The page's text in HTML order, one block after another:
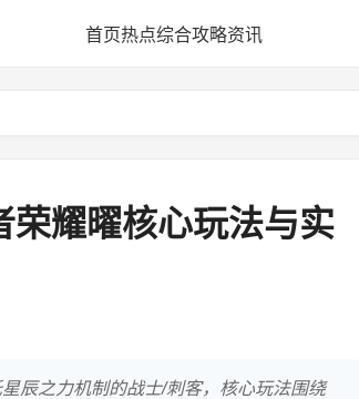
首页热点综合攻略资讯
荣耀曜核心玩法与实
辰之力机制的战士/刺客，核心玩法围绕